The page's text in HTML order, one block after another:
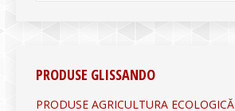
PRODUSE GLISSANDO
PRODUSE AGRICULTURA ECOLOGICĂ